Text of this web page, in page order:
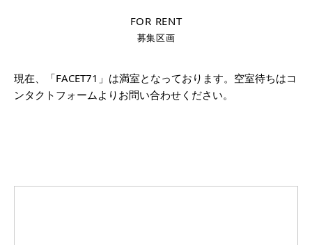
FOR RENT
募集区画
現在、「FACET71」は満室となっております。空室待ちはコ
ンタクトフォームよりお問い合わせください。